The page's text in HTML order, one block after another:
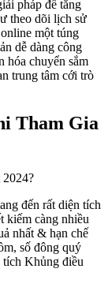
pháp để tăng
theo dõi lịch sử
một túng
dễ dàng công
hóa chuyển sắm
trung tâm cới trò
Tham Gia
đến rất diện tích
kiếm càng nhiều
nhất & hạn chế
số đông quý
tích Khủng điều